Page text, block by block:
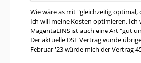
Wie wäre as mit "gleichzeitig
Ich will meine Kosten optimieren.
MagentaEINS ist auch eine Art "gut
Der aktuelle DSL Vertrag wurde
Februar '23 würde mich der Vertrag